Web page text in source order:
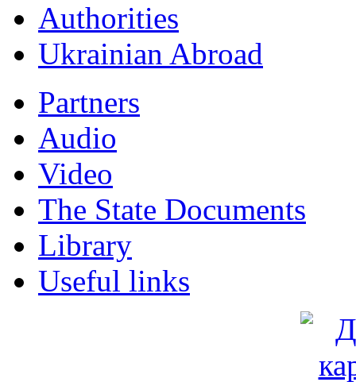
Authorities
Ukrainian Abroad
Partners
Audio
Video
The State Documents
Library
Useful links